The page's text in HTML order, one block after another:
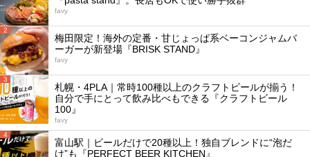
favy
2
梅田限定！海外の定番・甘じょっぱ系ベーコンジャムバ
ーガーが新登場『BRISK STAND』
favy
3
札幌・4PLA｜常時100種以上のクラフトビールが揃う！
自分で手にとって飲み比べもできる『クラフトビール
100』
favy
4
富山駅｜ビールだけで20種以上！独自ブレンドに“泡だ
け”も『PERFECT BEER KITCHEN』